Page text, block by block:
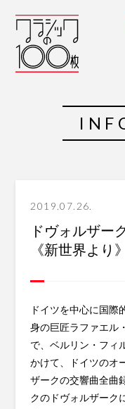
2019.07.26.
ドヴォルザー
《新世界より》
ドイツを中心に国際
身の巨匠ラファエル
で、ベルリン・フィ
かけて、ドイツのオ
ザークの交響曲全曲
クのドヴォルザーク